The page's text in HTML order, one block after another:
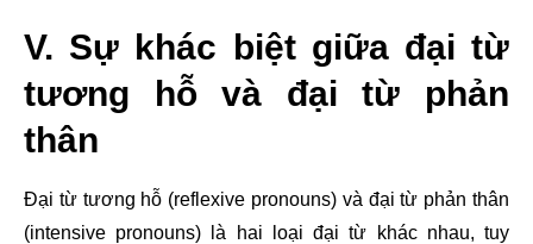
V. Sự khác biệt giữa đại từ
tương hỗ và đại từ phản
thân
Đại từ tương hỗ (reflexive pronouns) và đại từ phản thân
(intensive pronouns) là hai loại đại từ khác nhau, tuy